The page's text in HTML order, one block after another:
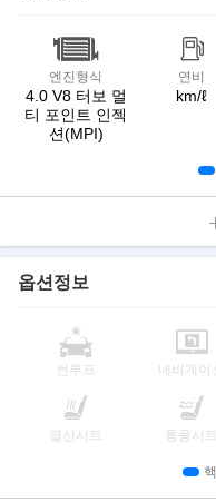
엔진형식
4.0 V8 터보 멀
티 포인트 인젝
션(MPI)
연비
km/ℓ
옵션정보
썬루프 네비게이
열선시트 통풍시트